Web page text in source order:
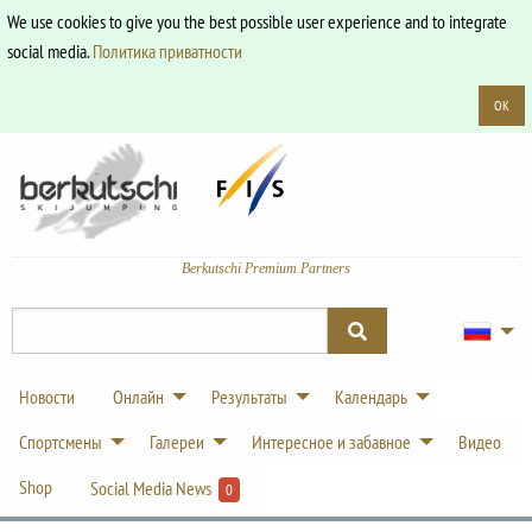
We use cookies to give you the best possible user experience and to integrate
social media.Политика приватности
OK
Berkutschi Premium Partners
Новости Онлайн Результаты
Календарь
Спортсмены
Галереи Интересное и забавное
Видео
Shop
Social Media News 0